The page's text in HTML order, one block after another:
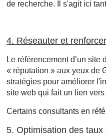
de recherche. Il s'agit ici
4. Réseauter et
Le référencement d’un
« réputation » aux yeux de
stratégies pour améliorer
site web qui fait un lien
Certains consultants en
5. Optimisation des taux